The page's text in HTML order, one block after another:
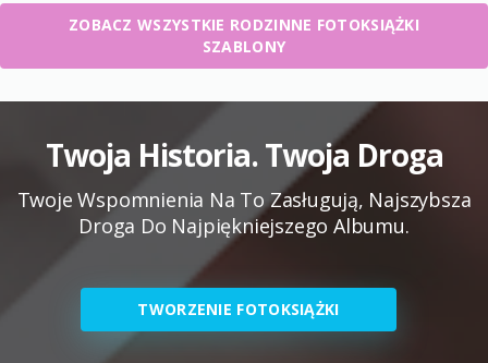
ZOBACZ WSZYSTKIE RODZINNE FOTOKSIĄŻKI
SZABLONY
Twoja Historia. Twoja Droga
Twoje Wspomnienia Na To Zasługują, Najszybsza
Droga Do Najpiękniejszego Albumu.
TWORZENIE FOTOKSIĄŻKI